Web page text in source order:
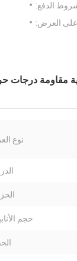
الدفع:
على العرض:
نوع
حجم